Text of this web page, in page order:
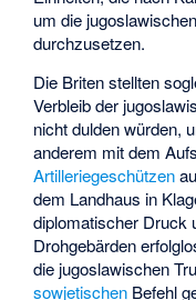
um die
durchzusetzen.
Die Briten stellten
Verbleib der
nicht dulden würden,
anderem mit dem
Artilleriegeschützen
dem Landhaus in
diplomatischer Druck
Drohgebärden
die jugoslawischen
sowjetischen Befehl